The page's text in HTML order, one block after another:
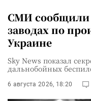
СМИ сообщили
заводах по
Украине
Sky News показал
дальнобойных
6 августа 2026, 18:20